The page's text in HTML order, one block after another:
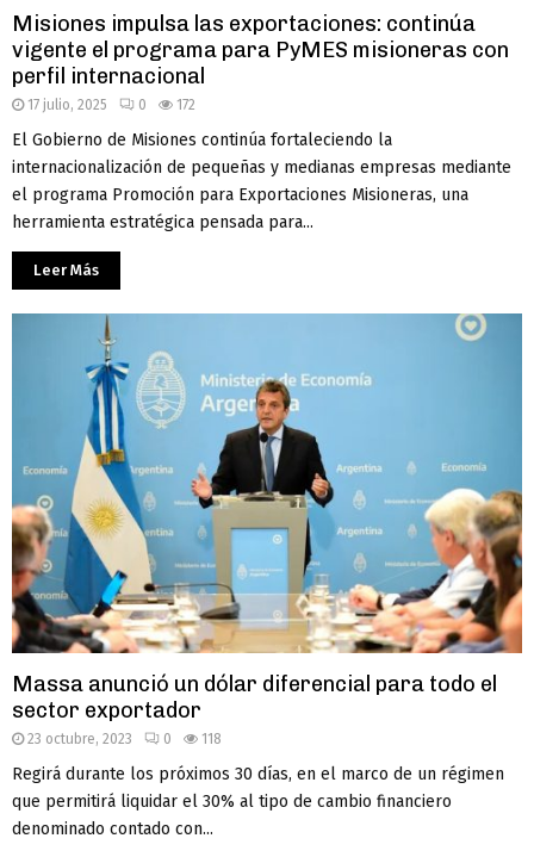
Misiones impulsa las exportaciones: continúa
vigente el programa para PyMES misioneras con
perfil internacional
17 julio, 2025 0 172
El Gobierno de Misiones continúa fortaleciendo la
internacionalización de pequeñas y medianas empresas mediante
el programa Promoción para Exportaciones Misioneras, una
herramienta estratégica pensada para...
Leer Más
Massa anunció un dólar diferencial para todo el
sector exportador
23 octubre, 2023 0 118
Regirá durante los próximos 30 días, en el marco de un régimen
que permitirá liquidar el 30% al tipo de cambio financiero
denominado contado con...